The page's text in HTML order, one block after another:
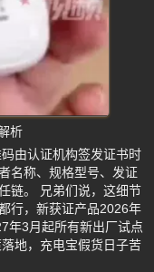
析
由认证机构签发证书时
名称、规格型号、发证
链。 兄弟们说，这细节
行，新获证产品2026年
年3月起所有新出厂试点
地，充电宝假货日子苦